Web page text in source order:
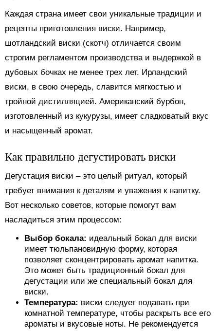
Каждая страна имеет свои уникальные традиции и
рецепты приготовления виски. Например,
шотландский виски (скотч) отличается своим
строгим регламентом производства и выдержкой в
дубовых бочках не менее трех лет. Ирландский
виски, в свою очередь, славится мягкостью и
тройной дистилляцией. Американский бурбон,
изготовленный из кукурузы, имеет сладковатый вкус
и насыщенный аромат.
Как правильно дегустировать виски
Дегустация виски – это целый ритуал, который
требует внимания к деталям и уважения к напитку.
Вот несколько советов, которые помогут вам
насладиться этим процессом:
Выбор бокала: идеальный бокал для виски
имеет тюльпановидную форму, которая
позволяет сконцентрировать аромат напитка.
Это может быть традиционный бокал для
дегустации или же специальный бокал для
виски.
Температура: виски следует подавать при
комнатной температуре, чтобы раскрыть все его
ароматы и вкусовые ноты. Не рекомендуется